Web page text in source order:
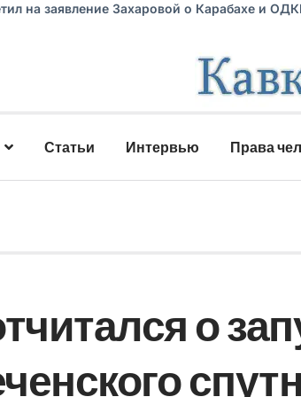
на заявление Захаровой о Карабахе и
Статьи Интервью Права
о